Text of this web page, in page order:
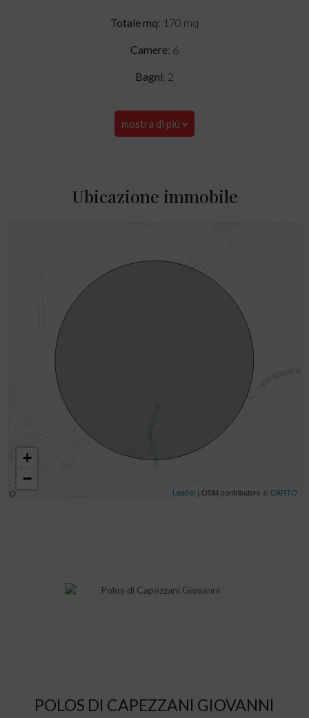
Totale mq: 170 mq
Camere: 6
Bagni: 2
mostra di più
Ubicazione immobile
+
−
Leaflet| OSM contributors ©CARTO
POLOS DI CAPEZZANI GIOVANNI